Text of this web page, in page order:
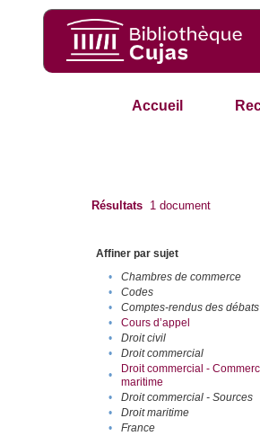
Accueil
Résultats 1 document
Affiner par sujet
•
Chambres de commerce
•
Codes
•
Comptes-rendus des débats
•
Cours d’appel
•
Droit civil
•
Droit commercial
•
Droit commercial -
maritime
• Droit commercial - Sources
•
Droit maritime
•
France